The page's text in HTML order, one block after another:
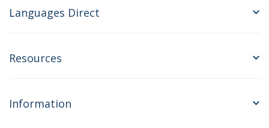
Languages Direct
Resources
Information